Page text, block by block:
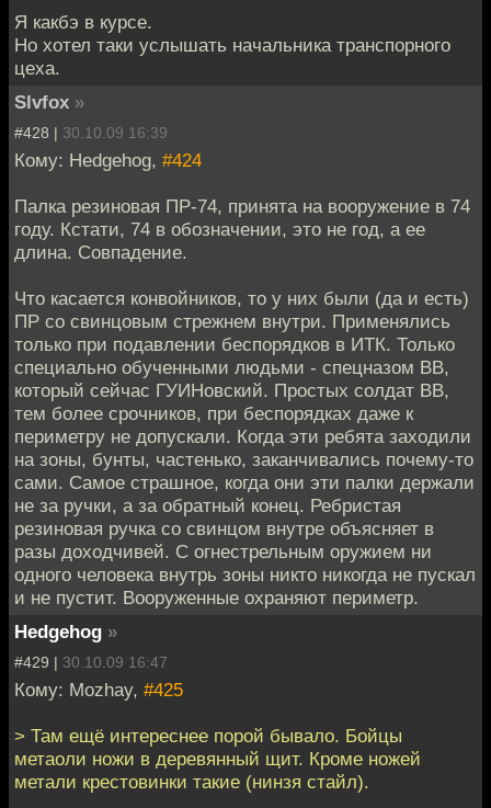
Я какбэ в курсе.
Но хотел таки услышать начальника транспорного
цеха.
Slvfox »
#428 | 30.10.09 16:39
Кому: Hedgehog, #424
Палка резиновая ПР-74, принята на вооружение в 74
году. Кстати, 74 в обозначении, это не год, а ее
длина. Совпадение.
Что касается конвойников, то у них были (да и есть)
ПР со свинцовым стрежнем внутри. Применялись
только при подавлении беспорядков в ИТК. Только
специально обученными людьми - спецназом ВВ,
который сейчас ГУИНовский. Простых солдат ВВ,
тем более срочников, при беспорядках даже к
периметру не допускали. Когда эти ребята заходили
на зоны, бунты, частенько, заканчивались почему-то
сами. Самое страшное, когда они эти палки держали
не за ручки, а за обратный конец. Ребристая
резиновая ручка со свинцом внутре объясняет в
разы доходчивей. С огнестрельным оружием ни
одного человека внутрь зоны никто никогда не пускал
и не пустит. Вооруженные охраняют периметр.
Hedgehog »
#429 | 30.10.09 16:47
Кому: Mozhay, #425
> Там ещё интереснее порой бывало. Бойцы
метаоли ножи в деревянный щит. Кроме ножей
метали крестовинки такие (нинзя стайл).